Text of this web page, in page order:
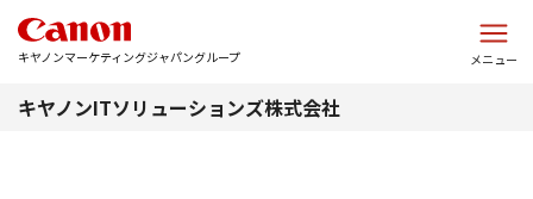
キヤノンマーケティングジャパングループ メニュー
キヤノンITソリューションズ株式会社